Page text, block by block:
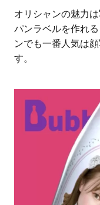
オリシャンの魅力
パンラベルを作れ
ンでも一番人気は
す。